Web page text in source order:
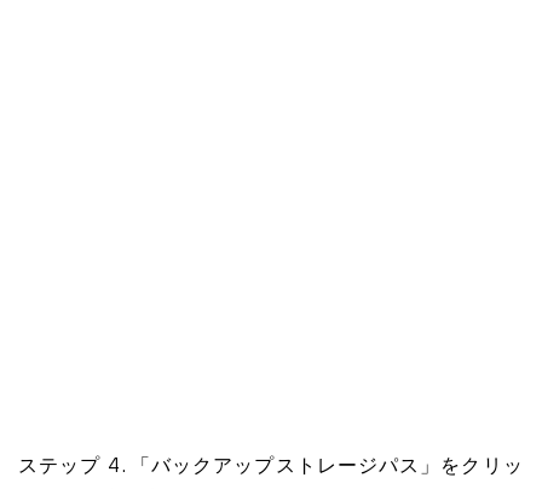
ステップ 4. 「バックアップストレージパス」をクリッ